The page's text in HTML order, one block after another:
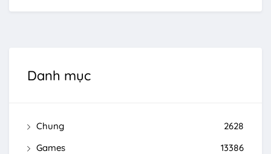
Danh mục
Chung
2628
Games
13386